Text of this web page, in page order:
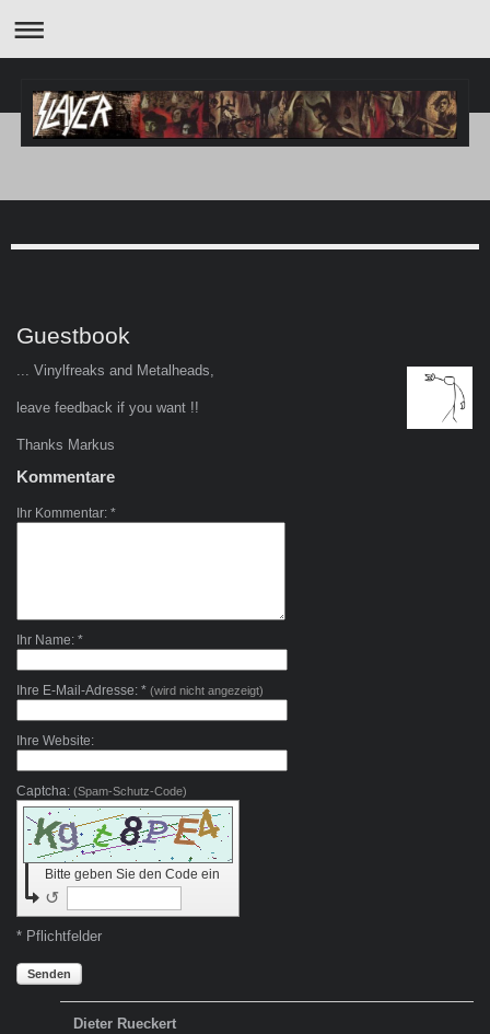
Guestbook
... Vinylfreaks and Metalheads,
leave feedback if you want !!
Thanks Markus
Kommentare
Ihr Kommentar: *
Ihr Name: *
Ihre E-Mail-Adresse: * (wird nicht angezeigt)
Ihre Website:
Captcha: (Spam-Schutz-Code)
Bitte geben Sie den Code ein
↺
* Pflichtfelder
Senden
Dieter Rueckert